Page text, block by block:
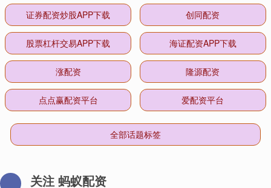
证券配资炒股APP下载 创同配资
股票杠杆交易APP下载 海证配资APP下载
涨配资 隆源配资
点点赢配资平台 爱配资平台
全部话题标签
关注 蚂蚁配资